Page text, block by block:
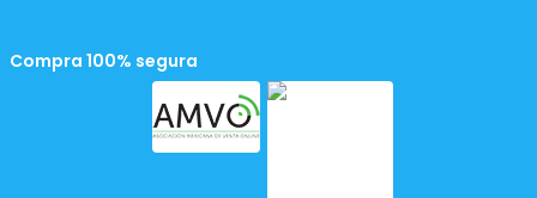
Compra 100% segura